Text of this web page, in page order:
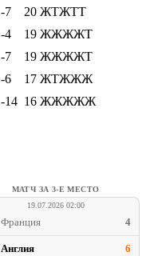
-7 20 ЖТЖТТ
-4 19 ЖЖЖЖТ
-7 19 ЖЖЖЖТ
-6 17 ЖТЖЖЖ
-14 16 ЖЖЖЖЖ
МАТЧ ЗА 3-Е МЕСТО
19.07.2026 02:00
Франция 4
Англия 6